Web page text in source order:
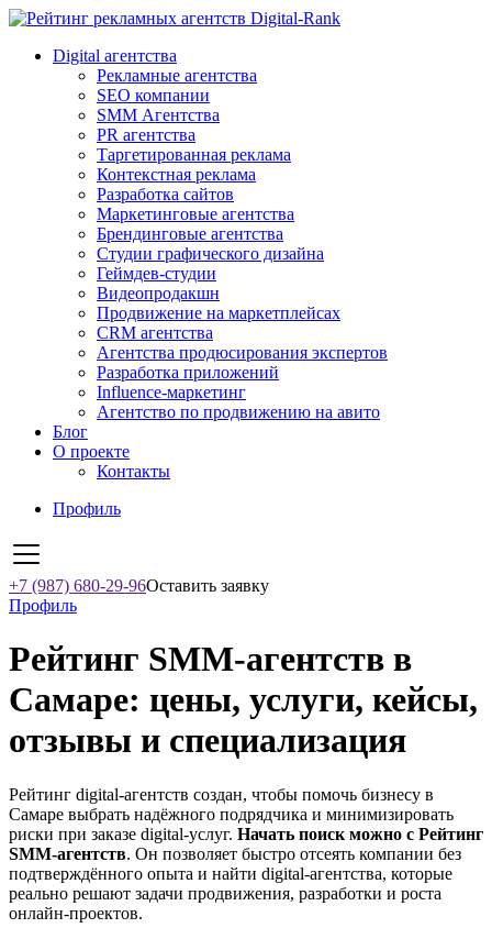
Digital-Rank
Digital агентства
Рекламные агентства
SEO компании
SMM Агентства
PR агентства
Таргетированная реклама
Контекстная реклама
Разработка сайтов
Маркетинговые агентства
Брендинговые агентства
Студии графического дизайна
Геймдев-студии
Видеопродакшн
Продвижение на маркетплейсах
CRM агентства
Агентства продюсирования экспертов
Разработка приложений
Influence-маркетинг
Агентство по продвижению на авито
Блог
О проекте
Контакты
Профиль
+7 (987) 680-29-96Оставить заявку
Профиль
Рейтинг SMM‑агентств в
Самаре: цены, услуги, кейсы,
отзывы и специализация
Рейтинг digital-агентств создан, чтобы помочь бизнесу в
Самаре выбрать надёжного подрядчика и минимизировать
риски при заказе digital-услуг. Начать поиск можно с Рейтинг
SMM‑агентств. Он позволяет быстро отсеять компании без
подтверждённого опыта и найти digital-агентства, которые
реально решают задачи продвижения, разработки и роста
онлайн-проектов.